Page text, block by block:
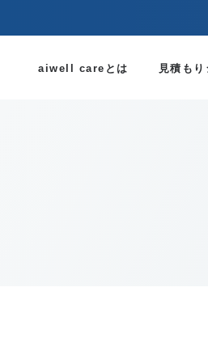
aiwell careとは 見積も